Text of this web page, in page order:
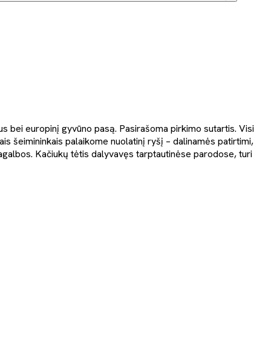
bei europinį gyvūno pasą. Pasirašoma pirkimo sutartis. Visi
šeimininkais palaikome nuolatinį ryšį – dalinamės patirtimi,
Kačiukų tėtis dalyvavęs tarptautinėse parodose, turi